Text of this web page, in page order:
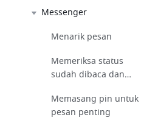
Messenger
Menarik pesan
Memeriksa status
sudah dibaca dan
Memasang pin untuk
pesan penting